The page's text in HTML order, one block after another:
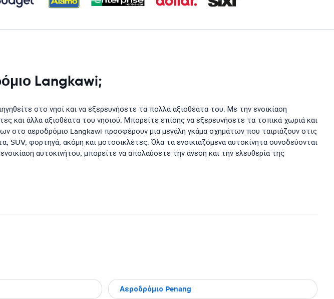
Langkawi;
στο νησί και να εξερευνήσετε τα πολλά αξιοθέατα του. Με την ενοικίαση
και άλλα αξιοθέατα του νησιού. Μπορείτε επίσης να εξερευνήσετε τα τοπικά χωριά και
στο αεροδρόμιο Langkawi προσφέρουν μια μεγάλη γκάμα οχημάτων που ταιριάζουν στις
φορτηγά, ακόμη και μοτοσικλέτες. Όλα τα ενοικιαζόμενα αυτοκίνητα συνοδεύονται
αυτοκινήτου, μπορείτε να απολαύσετε την άνεση και την ελευθερία της
Αεροδρόμιο Penang